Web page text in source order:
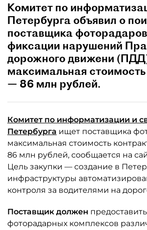
Комитет по
Петербурга объявил о
поставщика
фиксации нарушений
дорожного движени
максимальная
— 86 млн рублей.
Комитет по информатизации и
Петербурга ищет поставщика
максимальная стоимость
86 млн рублей, сообщается на
Цель закупки — создание в
инфраструктуры
контроля за водителями на
Поставщик должен
фоторадарных комплексов